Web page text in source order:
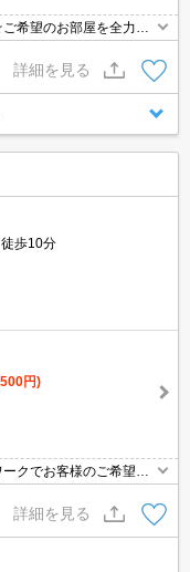
希望のお部屋を全力で
詳細を見る
歩10分
円)
クでお客様のご希望に
市場に出ている情報を
詳細を見る